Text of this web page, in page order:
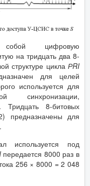
цифровую
на тридцать два 8-
структуре цикла РRI
для целей
используется для
синхронизации,
8-битовых
для
используется под
передается 8000 раз в
256 × 8000 = 2 048